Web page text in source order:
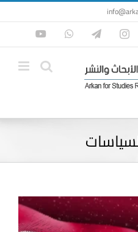
Instagram
Telegram
WhatsApp
YouTube